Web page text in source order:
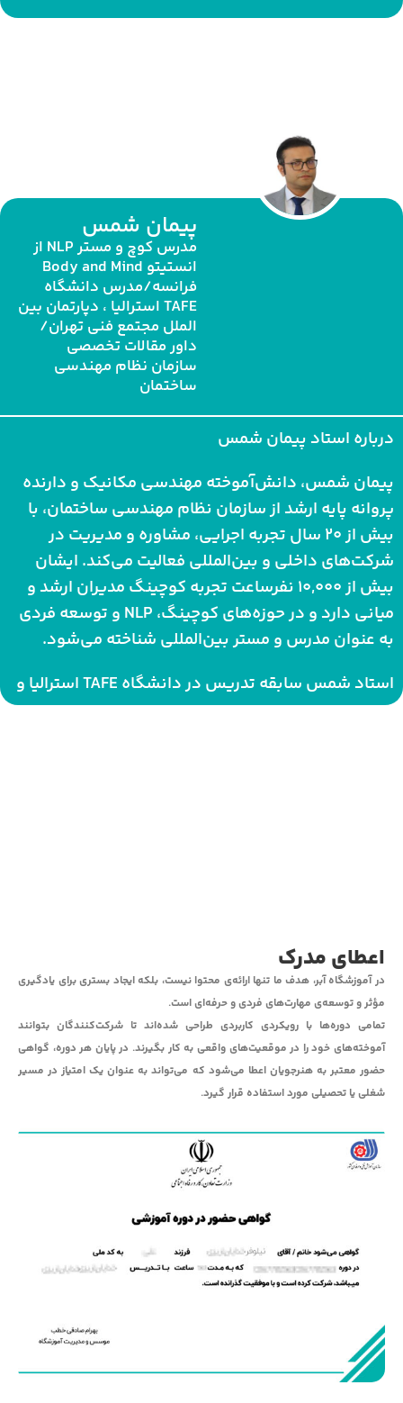
پیمان شمس
مدرس کوچ و مستر NLP از
انستیتو Body and Mind
فرانسه/مدرس دانشگاه
TAFE استرالیا ، دپارتمان بین
الملل مجتمع فنی تهران/
داور مقالات تخصصی
سازمان نظام مهندسی
ساختمان
درباره استاد پیمان شمس
پیمان شمس، دانش‌آموخته مهندسی مکانیک و دارنده
پروانه پایه ارشد از سازمان نظام مهندسی ساختمان، با
بیش از ۲۰ سال تجربه اجرایی، مشاوره و مدیریت در
شرکت‌های داخلی و بین‌المللی فعالیت می‌کند. ایشان
بیش از ۱۰,۰۰۰ نفرساعت تجربه کوچینگ مدیران ارشد و
میانی دارد و در حوزه‌های کوچینگ، NLP و توسعه فردی
به عنوان مدرس و مستر بین‌المللی شناخته می‌شود.
استاد شمس سابقه تدریس در دانشگاه TAFE استرالیا و
مجتمع فنی تهران را داشته و به‌عنوان مدیر گروه
اعطای مدرک
در آموزشگاه آبر، هدف ما تنها ارائه‌ی محتوا نیست، بلکه ایجاد بستری برای یادگیری
مؤثر و توسعه‌ی مهارت‌های فردی و حرفه‌ای است.
تمامی دوره‌ها با رویکردی کاربردی طراحی شده‌اند تا شرکت‌کنندگان بتوانند
آموخته‌های خود را در موقعیت‌های واقعی به کار بگیرند. در پایان هر دوره، گواهی
حضور معتبر به هنرجویان اعطا می‌شود که می‌تواند به عنوان یک امتیاز در مسیر
شغلی یا تحصیلی مورد استفاده قرار گیرد.